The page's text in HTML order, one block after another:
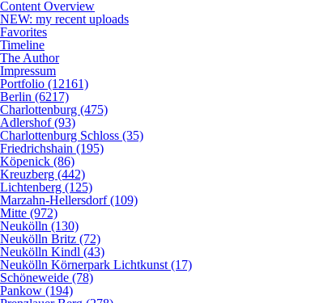
Content Overview
NEW: my recent uploads
Favorites
Timeline
The Author
Impressum
Portfolio (12161)
Berlin (6217)
Charlottenburg (475)
Adlershof (93)
Charlottenburg Schloss (35)
Friedrichshain (195)
Köpenick (86)
Kreuzberg (442)
Lichtenberg (125)
Marzahn-Hellersdorf (109)
Mitte (972)
Neukölln (130)
Neukölln Britz (72)
Neukölln Kindl (43)
Neukölln Körnerpark Lichtkunst (17)
Schöneweide (78)
Pankow (194)